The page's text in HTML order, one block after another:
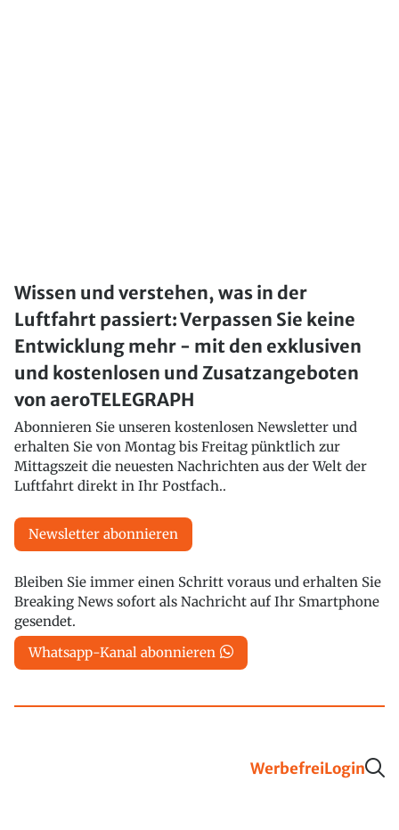
Wissen und verstehen, was in der
Luftfahrt passiert: Verpassen Sie keine
Entwicklung mehr - mit den exklusiven
und kostenlosen und Zusatzangeboten
von aeroTELEGRAPH
Abonnieren Sie unseren kostenlosen Newsletter und
erhalten Sie von Montag bis Freitag pünktlich zur
Mittagszeit die neuesten Nachrichten aus der Welt der
Luftfahrt direkt in Ihr Postfach..
Newsletter abonnieren
Bleiben Sie immer einen Schritt voraus und erhalten Sie
Breaking News sofort als Nachricht auf Ihr Smartphone
gesendet.
Whatsapp-Kanal abonnieren
WerbefreiLogin